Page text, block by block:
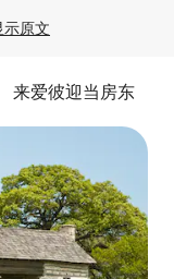
示原文
来爱彼迎当房东